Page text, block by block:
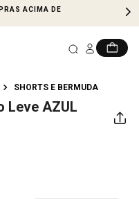
ACIMA DE
SHORTS E BERMUDA
Leve AZUL